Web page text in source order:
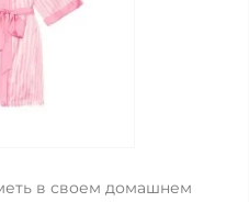
в своем домашнем